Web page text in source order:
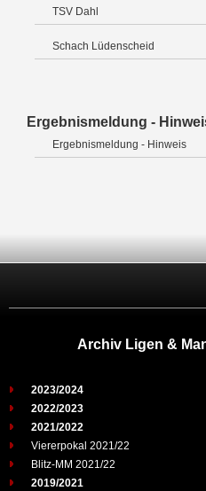
TSV Dahl
Schach Lüdenscheid
Ergebnismeldung -
Ergebnismeldung - Hinweis
Archiv Ligen &
2023/2024
2022/2023
2021/2022
Viererpokal 2021/22
Blitz-MM 2021/22
2019/2021